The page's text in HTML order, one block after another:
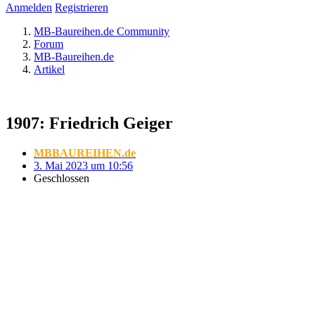
Anmelden Registrieren
MB-Baureihen.de Community
Forum
MB-Baureihen.de
Artikel
1907: Friedrich Geiger
MBBAUREIHEN.de
3. Mai 2023 um 10:56
Geschlossen